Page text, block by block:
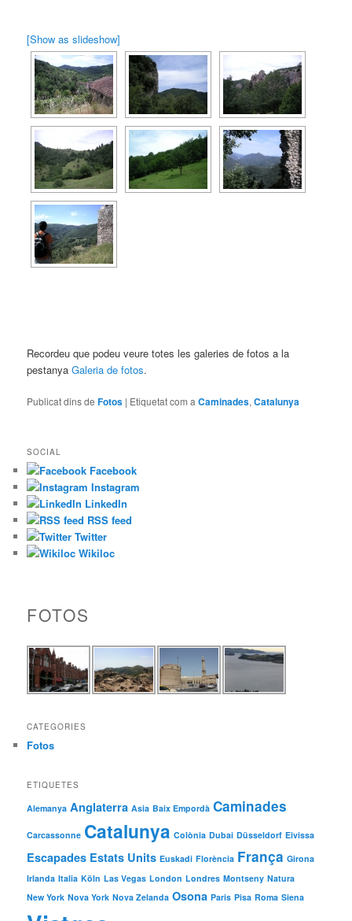
[Show as slideshow]
Recordeu que podeu veure totes les galeries de fotos a la
pestanyaGaleria de fotos.
Publicat dins de Fotos | Etiquetat com a Caminades,Catalunya
SOCIAL
Facebook
Instagram
LinkedIn
RSS feed
Twitter
Wikiloc
FOTOS
CATEGORIES
Fotos
ETIQUETES
Alemanya Anglaterra Asia Baix Empordà Caminades
Carcassonne Catalunya Colònia Dubai Düsseldorf Eivissa
Escapades Estats Units Euskadi Florència França Girona
Irlanda Italia Köln Las Vegas London Londres Montseny Natura
New York Nova York Nova Zelanda Osona Paris Pisa Roma Siena